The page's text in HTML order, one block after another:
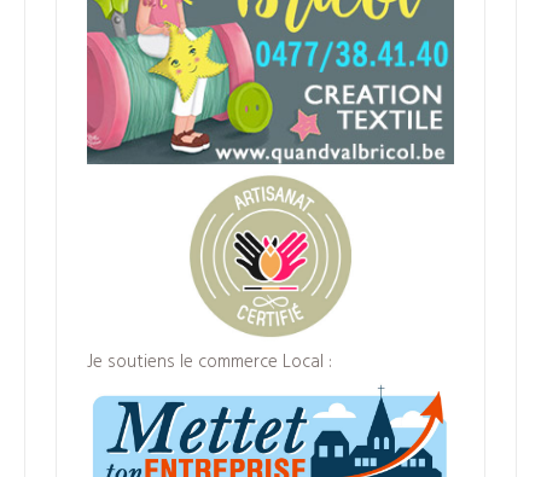
Je soutiens le commerce Local :